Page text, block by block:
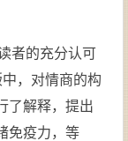
者的充分认可
，对情商的构
了解释，提出
免疫力，等